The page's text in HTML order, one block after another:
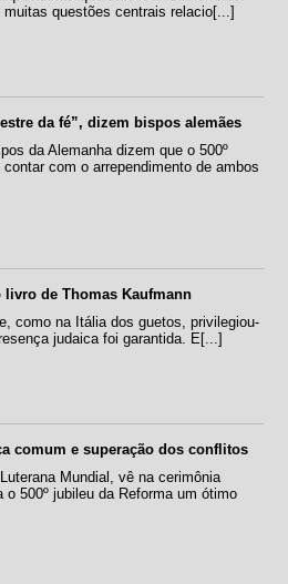
questões centrais relacio[...]
da fé”, dizem bispos alemães
da Alemanha dizem que o 500º
com o arrependimento de ambos
de Thomas Kaufmann
como na Itália dos guetos, privilegiou-
judaica foi garantida. E[...]
comum e superação dos conflitos
Mundial, vê na cerimônia
o 500º jubileu da Reforma um ótimo